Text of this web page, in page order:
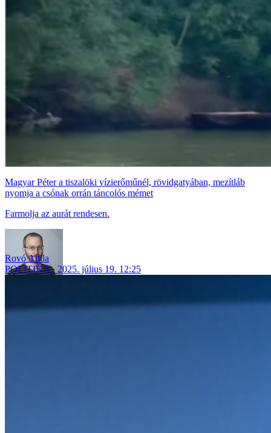
Magyar Péter a tiszalöki vízierőműnél, rövidgatyában, mezítláb
nyomja a csónak orrán táncolós mémet
Farmolja az aurát rendesen.
Rovó Attila
POLITIKA
2025. július 19. 12:25